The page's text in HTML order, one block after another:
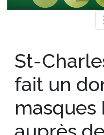
St-
fait un
masques